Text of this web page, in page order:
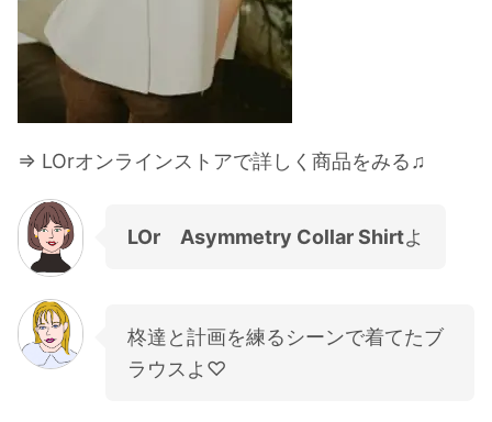
⇒ LOrオンラインストアで詳しく商品をみる♫
LOr Asymmetry Collar Shirtよ
柊達と計画を練るシーンで着てたブ
ラウスよ♡